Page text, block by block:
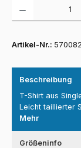
Artikel-Nr.:
Beschreibung
T-Shirt aus
Leicht taillierter
Mehr
Größeninfo